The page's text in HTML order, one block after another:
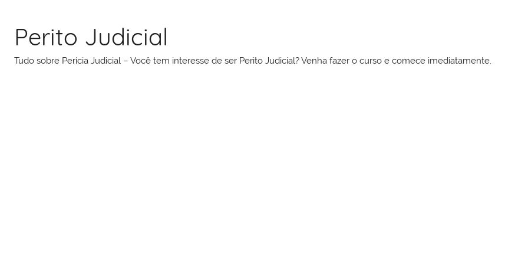
conteúdo
Perito Judicial
Tudo sobre Perícia Judicial – Você tem interesse de ser Perito Judicial? Venha fazer o curso e comece imediatamente.